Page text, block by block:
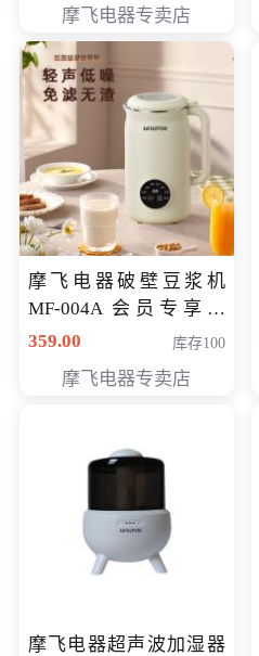
摩飞电器专卖店
摩飞电器破壁豆浆机
MF-004A 会员专享价
168元
359.00 库存100
摩飞电器专卖店
摩飞电器超声波加湿器